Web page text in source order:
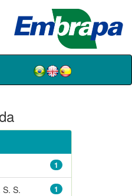
1
1
S. S.